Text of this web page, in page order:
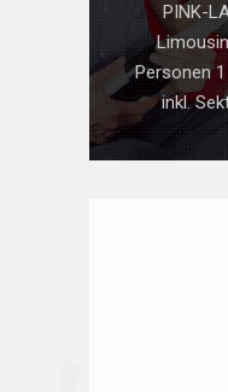
PINK-
Personen
inkl.